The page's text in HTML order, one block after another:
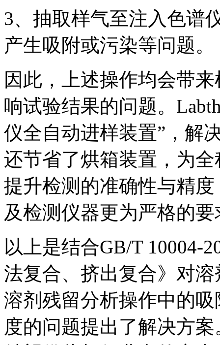
3、抽取样气至注入色谱
产生吸附或污染等问题。
因此，上述操作均会带
响试验结果的问题。
仪全自动进样装置”，解
还节省了烘箱装置，为
提升检测的准确性与精
及检测仪器更为严格的要
以上是结合GB/T 10004-
法复合、挤出复合》对
溶剂残留分析操作中的
度的问题提出了解决方